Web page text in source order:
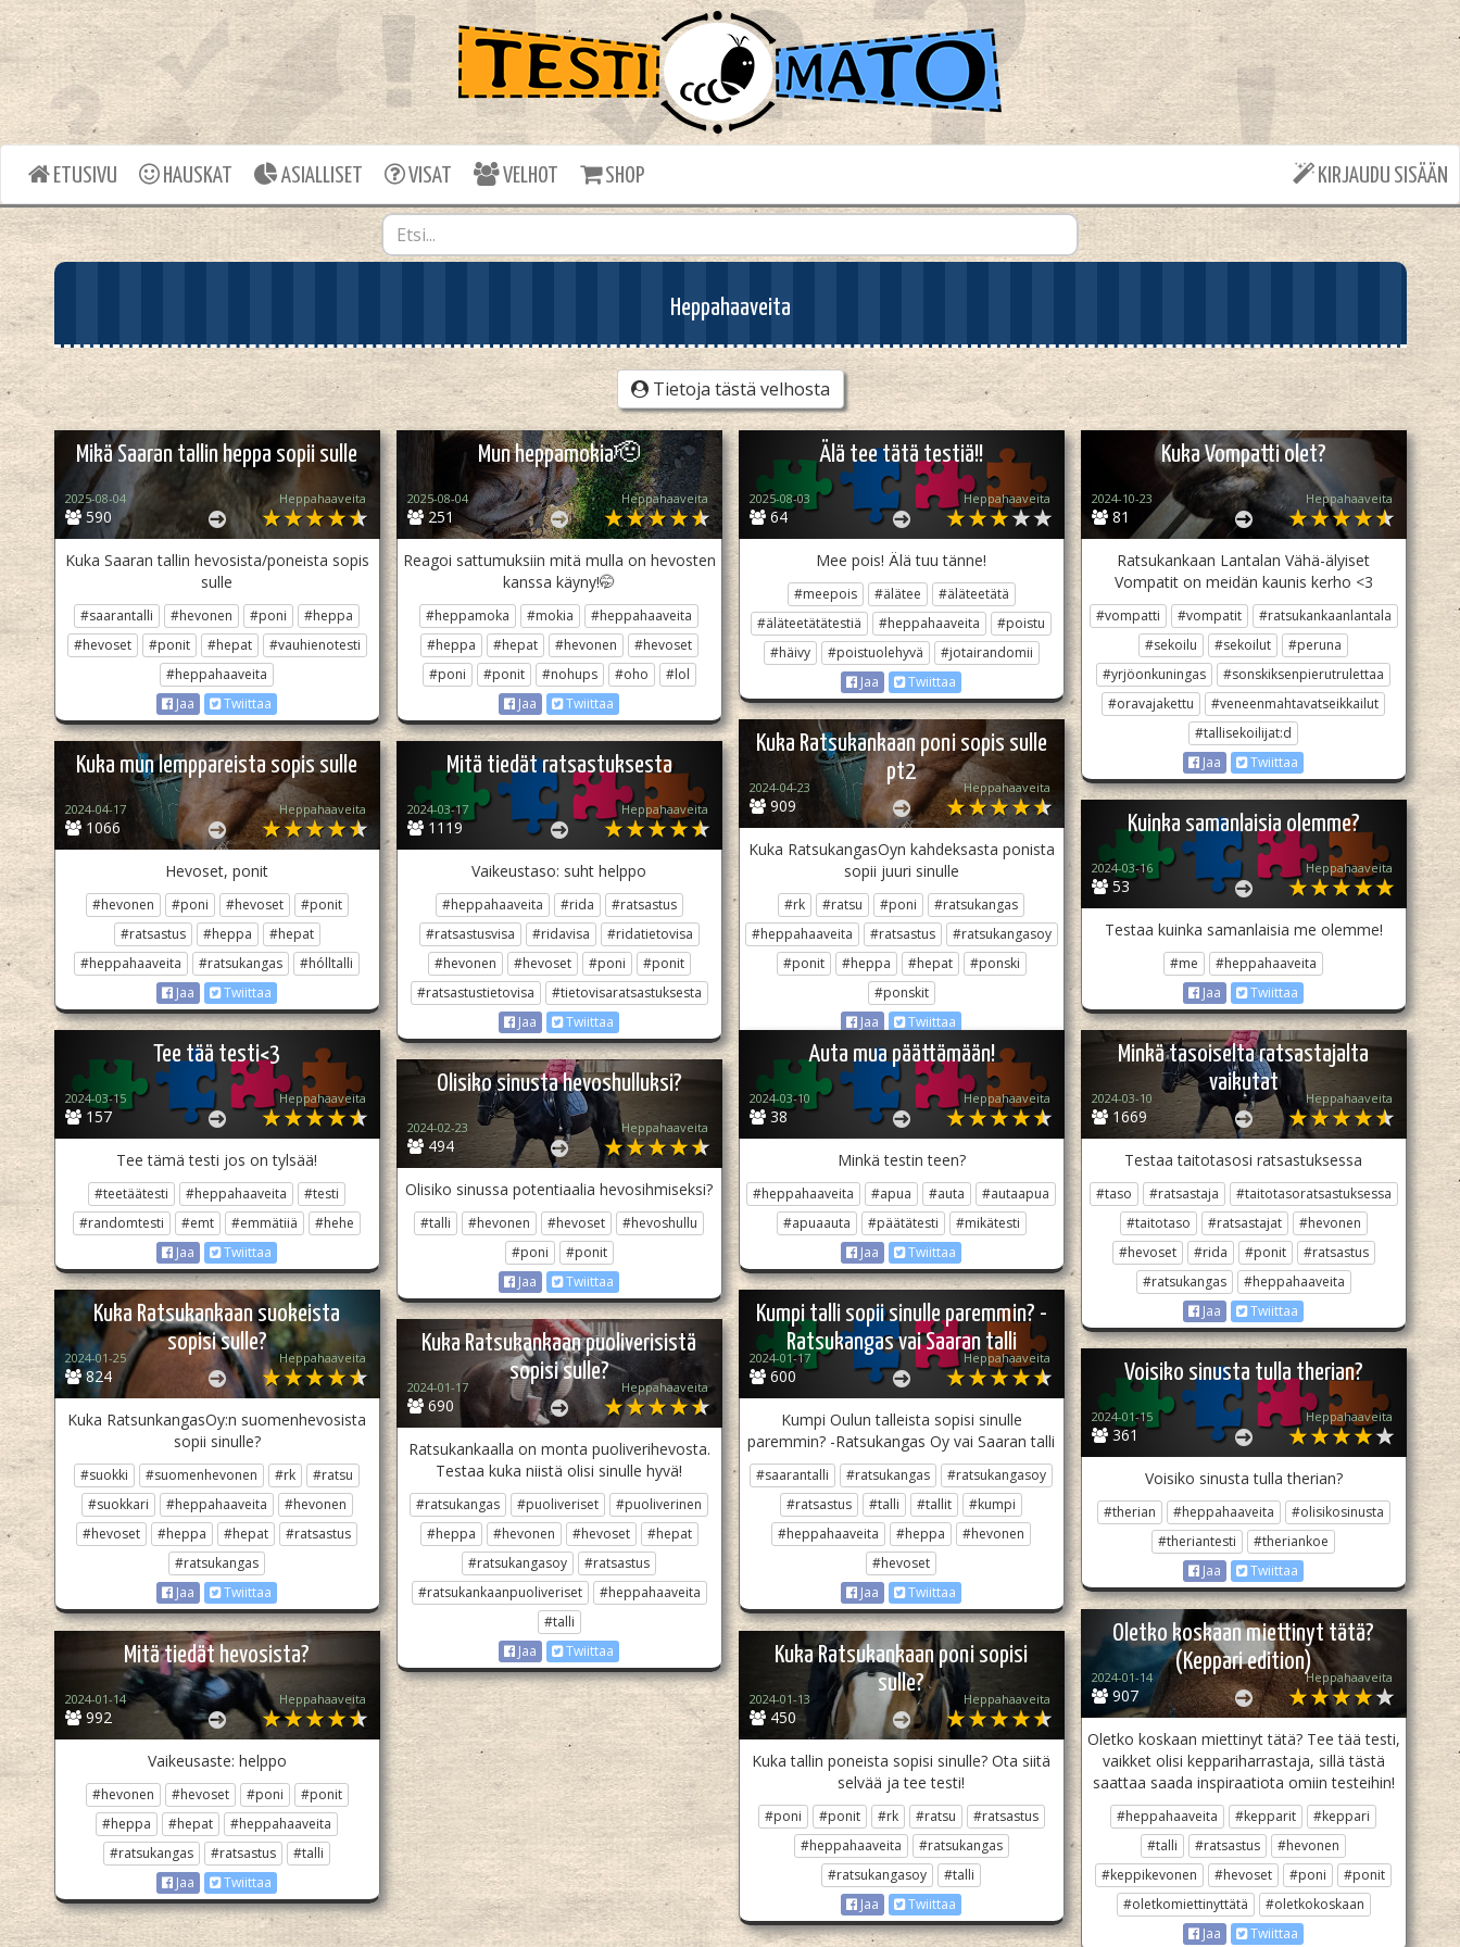
ETUSIVU HAUSKAT ASIALLISET VISAT VELHOT SHOP KIRJAUDU SISÄÄN
Heppahaaveita
Tietoja tästä velhosta
Mikä Saaran tallin heppa sopii sulle
590
2025-08-04 Heppahaaveita
Kuka Saaran tallin hevosista/poneista sopis
sulle
#saarantalli #hevonen #poni
#heppa
#hevoset
#ponit #hepat
#vauhienotesti
#heppahaaveita
Jaa
Twiittaa
Mun heppamokia🫡
251
2025-08-04 Heppahaaveita
Reagoi sattumuksiin mitä mulla on hevosten
kanssa käyny!🤭
#heppamoka #mokia
#heppahaaveita
#heppa
#hepat #hevonen
#hevoset
#poni
#ponit #nohups #oho
#lol
Jaa
Twiittaa
Älä tee tätä testiä!!
64
2025-08-03 Heppahaaveita
Mee pois! Älä tuu tänne!
#meepois #älätee
#äläteetätä
#äläteetätätestiä
#heppahaaveita
#poistu
#häivy
#poistuolehyvä
#jotairandomii
Jaa
Twiittaa
Kuka Vompatti olet?
81
2024-10-23 Heppahaaveita
Ratsukankaan Lantalan Vähä-älyiset
Vompatit on meidän kaunis kerho <3
#vompatti #vompatit
#ratsukankaanlantala
#sekoilu
#sekoilut
#peruna
#yrjöonkuningas
#sonskiksenpierutrulettaa
#oravajakettu
#veneenmahtavatseikkailut
#tallisekoilijat:d
Jaa
Twiittaa
Kuka Ratsukankaan poni sopis sulle
pt2
909
2024-04-23 Heppahaaveita
Kuka RatsukangasOyn kahdeksasta ponista
sopii juuri sinulle
#rk #ratsu #poni
#ratsukangas
#heppahaaveita
#ratsastus
#ratsukangasoy
#ponit
#heppa #hepat
#ponski
#ponskit
Jaa
Twiittaa
Kuka mun lemppareista sopis sulle
1066
2024-04-17 Heppahaaveita
Hevoset, ponit
#hevonen #poni #hevoset
#ponit
#ratsastus
#heppa
#hepat
#heppahaaveita
#ratsukangas
#hólltalli
Jaa
Twiittaa
Mitä tiedät ratsastuksesta
1119
2024-03-17 Heppahaaveita
Vaikeustaso: suht helppo
#heppahaaveita #rida
#ratsastus
#ratsastusvisa
#ridavisa
#ridatietovisa
#hevonen
#hevoset #poni
#ponit
#ratsastustietovisa
#tietovisaratsastuksesta
Jaa
Twiittaa
Kuinka samanlaisia olemme?
53
2024-03-16 Heppahaaveita
Testaa kuinka samanlaisia me olemme!
#me
#heppahaaveita
Jaa
Twiittaa
Tee tää testi<3
157
2024-03-15 Heppahaaveita
Tee tämä testi jos on tylsää!
#teetäätesti #heppahaaveita
#testi
#randomtesti
#emt #emmätiiä
#hehe
Jaa
Twiittaa
Auta mua päättämään!
38
2024-03-10 Heppahaaveita
Minkä testin teen?
#heppahaaveita #apua #auta
#autaapua
#apuaauta
#päätätesti
#mikätesti
Jaa
Twiittaa
Minkä tasoiselta ratsastajalta
vaikutat
1669
2024-03-10 Heppahaaveita
Testaa taitotasosi ratsastuksessa
#taso #ratsastaja
#taitotasoratsastuksessa
#taitotaso
#ratsastajat
#hevonen
#hevoset
#rida #ponit
#ratsastus
#ratsukangas
#heppahaaveita
Jaa
Twiittaa
Olisiko sinusta hevoshulluksi?
494
2024-02-23 Heppahaaveita
Olisiko sinussa potentiaalia hevosihmiseksi?
#talli #hevonen #hevoset
#hevoshullu
#poni
#ponit
Jaa
Twiittaa
Kuka Ratsukankaan suokeista
sopisi sulle?
824
2024-01-25 Heppahaaveita
Kuka RatsunkangasOy:n suomenhevosista
sopii sinulle?
#suokki #suomenhevonen #rk
#ratsu
#suokkari
#heppahaaveita
#hevonen
#hevoset
#heppa #hepat
#ratsastus
#ratsukangas
Jaa
Twiittaa
Kumpi talli sopii sinulle paremmin? -
Ratsukangas vai Saaran talli
600
2024-01-17 Heppahaaveita
Kumpi Oulun talleista sopisi sinulle
paremmin? -Ratsukangas Oy vai Saaran talli
#saarantalli #ratsukangas
#ratsukangasoy
#ratsastus
#talli #tallit
#kumpi
#heppahaaveita
#heppa
#hevonen
#hevoset
Jaa
Twiittaa
Kuka Ratsukankaan puoliverisistä
sopisi sulle?
690
2024-01-17 Heppahaaveita
Ratsukankaalla on monta puoliverihevosta.
Testaa kuka niistä olisi sinulle hyvä!
#ratsukangas #puoliveriset
#puoliverinen
#heppa
#hevonen #hevoset
#hepat
#ratsukangasoy
#ratsastus
#ratsukankaanpuoliveriset
#heppahaaveita
#talli
Jaa
Twiittaa
Voisiko sinusta tulla therian?
361
2024-01-15 Heppahaaveita
Voisiko sinusta tulla therian?
#therian #heppahaaveita
#olisikosinusta
#theriantesti
#theriankoe
Jaa
Twiittaa
Oletko koskaan miettinyt tätä?
(Keppari edition)
907
2024-01-14 Heppahaaveita
Oletko koskaan miettinyt tätä? Tee tää testi,
vaikket olisi keppariharrastaja, sillä tästä
saattaa saada inspiraatiota omiin testeihin!
#heppahaaveita #kepparit
#keppari
#talli
#ratsastus
#hevonen
#keppikevonen
#hevoset #poni
#ponit
#oletkomiettinyttätä
#oletkokoskaan
Jaa
Twiittaa
Mitä tiedät hevosista?
992
2024-01-14 Heppahaaveita
Vaikeusaste: helppo
#hevonen #hevoset #poni
#ponit
#heppa
#hepat
#heppahaaveita
#ratsukangas
#ratsastus
#talli
Jaa
Twiittaa
Kuka Ratsukankaan poni sopisi
sulle?
450
2024-01-13 Heppahaaveita
Kuka tallin poneista sopisi sinulle? Ota siitä
selvää ja tee testi!
#poni #ponit #rk #ratsu
#ratsastus
#heppahaaveita
#ratsukangas
#ratsukangasoy
#talli
Jaa
Twiittaa